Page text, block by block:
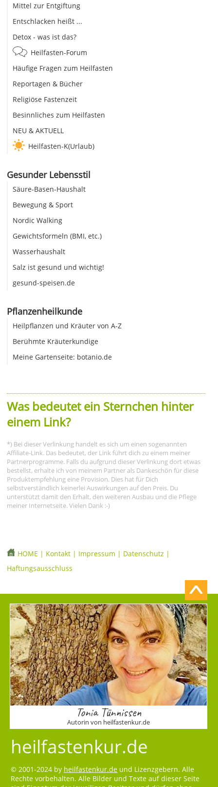
Mittel zur Entgiftung
Entschlacken heißt ...
Detox - was ist das?
Heilfasten-Forum
Häufige Fragen zum Heilfasten
Reportagen & Bücher
Religiöse Fastenzeit
Besinnliches zum Heilfasten
NEU & AKTUELL
Heilfasten-K(Urlaub)
Gesunder Lebensstil
Säure-Basen-Haushalt
Bewegung & Sport
Nordic Walking
Gewichtsformeln (BMI, etc.)
Wasserhaushalt
Salz ist gesund und wichtig!
gesund-speisen.de
Pflanzenheilkunde
Heilpflanzen und Kräuter von A-Z
Berühmte Kräuterkundige
Meine Gartenseite: botanio.de
Was bedeutet ein Sternchen hinter
einem Link?
*) Bei dieser Verlinkung handelt es sich um einen sogenannten
Affiliate-Link. Das bedeutet, der Link führt dich zu einem meiner
Partnerprogramme. Falls du aufgrund dieser Verlinkung dort etwas
bestellst, erhalte ich von meinem Partner als Dankeschön für diese
Produktempfehlung eine Provision. Dies hat für Dich
selbstverständlich keinerlei Auswirkungen auf den Preis. Du
unterstützt damit den Erhalt, den weiteren Ausbau und die Pflege
meiner Internetseite. Vielen Dank :-)
HOME | Kontakt | Impressum | Datenschutz |
Haftungsausschluss
Tonia Tünnissen
Autorin von heilfastenkur.de
heilfastenkur.de
© 2001-2024 by heilfastenkur.de und Lizenzgebern. Alle
Rechte vorbehalten. Alle Bilder und Texte auf dieser Seite